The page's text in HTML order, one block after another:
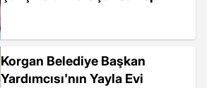
Korgan Belediye Başkan
Yardımcısı'nın Yayla Evi